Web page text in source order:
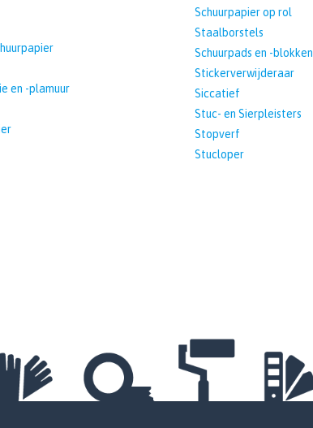
en -plamuur
Schuurpapier op rol
Staalborstels
Schuurpads en -blokken
Stickerverwijderaar
Siccatief
Stuc- en Sierpleisters
Stopverf
Stucloper